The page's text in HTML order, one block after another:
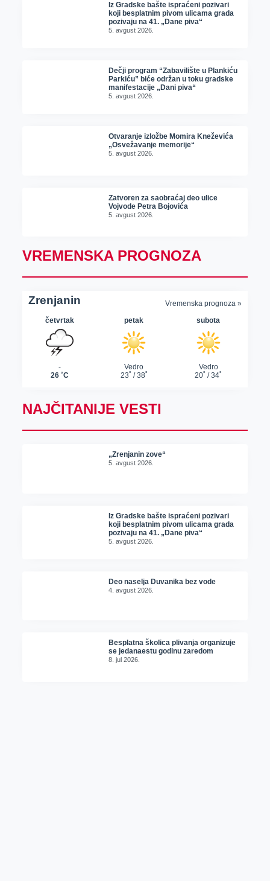
Iz Gradske bašte ispraćeni pozivari
koji besplatnim pivom ulicama grada
pozivaju na 41. „Dane piva“
5. avgust 2026.
Dečji program “Zabavilište u Plankiću
Parkiću” biće održan u toku gradske
manifestacije „Dani piva“
5. avgust 2026.
Otvaranje izložbe Momira Kneževića
„Osvežavanje memorije“
5. avgust 2026.
Zatvoren za saobraćaj deo ulice
Vojvode Petra Bojovića
5. avgust 2026.
VREMENSKA PROGNOZA
NAJČITANIJE VESTI
„Zrenjanin zove“
5. avgust 2026.
Iz Gradske bašte ispraćeni pozivari
koji besplatnim pivom ulicama grada
pozivaju na 41. „Dane piva“
5. avgust 2026.
Deo naselja Duvanika bez vode
4. avgust 2026.
Besplatna školica plivanja organizuje
se jedanaestu godinu zaredom
8. jul 2026.